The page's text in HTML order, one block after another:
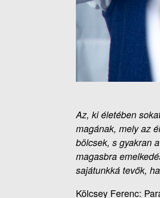
Az, ki életében
magának, mely az
bölcsek, s gyakran
magasbra
sajátunkká tevők,
Kölcsey Ferenc: